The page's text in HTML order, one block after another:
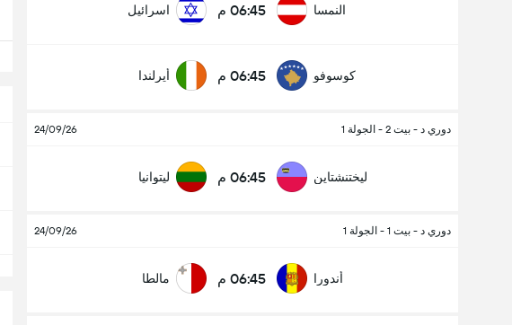
النمسا 06:45 م اسرائيل
كوسوفو 06:45 م أيرلندا
دوري د - بيت 2 - الجولة 1 24/09/26
ليختنشتاين 06:45 م ليتوانيا
دوري د - بيت 1 - الجولة 1 24/09/26
أندورا 06:45 م مالطا